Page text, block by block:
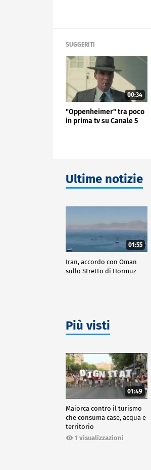
SUGGERITI
00:34
"Oppenheimer" tra poco
in prima tv su Canale 5
Ultime notizie
01:55
Iran, accordo con Oman
sullo Stretto di Hormuz
Più visti
01:49
Maiorca contro il turismo
che consuma case, acqua e
territorio
1 visualizzazioni